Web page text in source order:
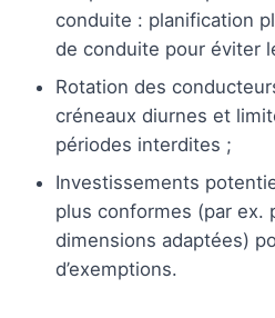
conduite : planification
de conduite pour éviter
Rotation des
créneaux diurnes et
périodes interdites ;
Investissements
plus conformes (par ex.
dimensions adaptées)
d’exemptions.